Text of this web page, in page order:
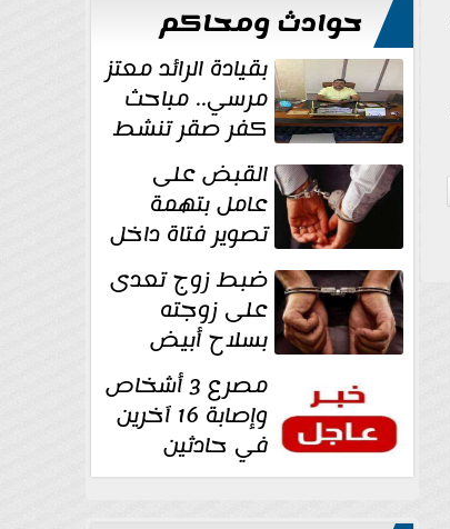
حوادث ومحاكم
بقيادة الرائد معتز
مرسي.. مباحث
كفر صقر تنشط
بقوة وتوجه
ضربات أمنية... القبض على
عامل بتهمة
تصوير فتاة داخل
غرفة تغيير
الملابس بمحل في...ضبط زوج تعدى
على زوجته
بسلاح أبيض
وأصابها بجرح
قطعي في الوجه... مصرع 3 أشخاص
وإصابة 16 آخرين
في حادثين
بالشرقية اليوم